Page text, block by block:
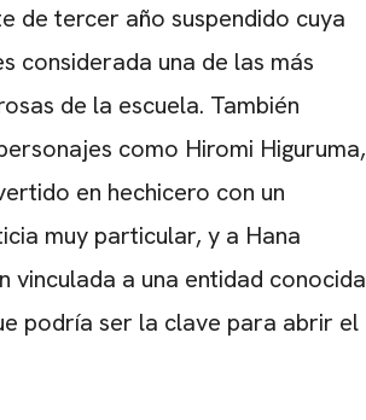
de tercer año suspendido cuya
considerada una de las más
de la escuela. También
como Hiromi Higuruma,
en hechicero con un
muy particular, y a Hana
vinculada a una entidad conocida
podría ser la clave para abrir el